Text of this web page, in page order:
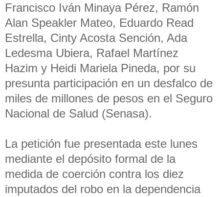
Francisco Iván Minaya Pérez, Ramón
Alan Speakler Mateo, Eduardo Read
Estrella, Cinty Acosta Sención, Ada
Ledesma Ubiera, Rafael Martínez
Hazim y Heidi Mariela Pineda, por su
presunta participación en un desfalco de
miles de millones de pesos en el Seguro
Nacional de Salud (Senasa).
La petición fue presentada este lunes
mediante el depósito formal de la
medida de coerción contra los diez
imputados del robo en la dependencia